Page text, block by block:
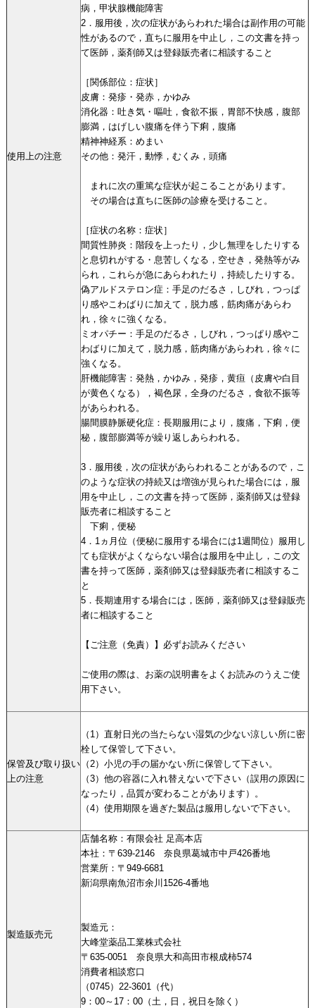
使用上の注意
病，甲状腺機能障害
2．服用後，次の症状があらわれた場合は副作用の可能
性があるので，直ちに服用を中止し，この文書を持っ
て医師，薬剤師又は登録販売者に相談すること
［関係部位：症状］
皮膚：発疹・発赤，かゆみ
消化器：吐き気・嘔吐，食欲不振，胃部不快感，腹部
膨満，はげしい腹痛を伴う下痢，腹痛
精神神経系：めまい
その他：発汗，動悸，むくみ，頭痛
まれに次の重篤な症状が起こることがあります。
その場合は直ちに医師の診療を受けること。
［症状の名称：症状］
間質性肺炎：階段を上ったり，少し無理をしたりする
と息切れがする・息苦しくなる，空せき，発熱等がみ
られ，これらが急にあらわれたり，持続したりする。
偽アルドステロン症：手足のだるさ，しびれ，つっぱ
り感やこわばりに加えて，脱力感，筋肉痛があらわ
れ，徐々に強くなる。
ミオパチー：手足のだるさ，しびれ，つっぱり感やこ
わばりに加えて，脱力感，筋肉痛があらわれ，徐々に
強くなる。
肝機能障害：発熱，かゆみ，発疹，黄疸（皮膚や白目
が黄色くなる），褐色尿，全身のだるさ，食欲不振等
があらわれる。
腸間膜静脈硬化症：長期服用により，腹痛，下痢，便
秘，腹部膨満等が繰り返しあらわれる。
3．服用後，次の症状があらわれることがあるので，こ
のような症状の持続又は増強が見られた場合には，服
用を中止し，この文書を持って医師，薬剤師又は登録
販売者に相談すること
下痢，便秘
4．1ヵ月位（便秘に服用する場合には1週間位）服用し
ても症状がよくならない場合は服用を中止し，この文
書を持って医師，薬剤師又は登録販売者に相談するこ
と
5．長期連用する場合には，医師，薬剤師又は登録販売
者に相談すること
【ご注意（免責）】必ずお読みください
ご使用の際は、お薬の説明書をよくお読みのうえご使
用下さい。
保管及び取り扱い
上の注意
（1）直射日光の当たらない湿気の少ない涼しい所に密
栓して保管して下さい。
（2）小児の手の届かない所に保管して下さい。
（3）他の容器に入れ替えないで下さい（誤用の原因に
なったり，品質が変わることがあります）。
（4）使用期限を過ぎた製品は服用しないで下さい。
製造販売元
店舗名称：有限会社 足高本店
本社：〒639-2146 奈良県葛城市中戸426番地
営業所：〒949-6681
新潟県南魚沼市余川1526-4番地
製造元：
大峰堂薬品工業株式会社
〒635-0051 奈良県大和高田市根成柿574
消費者相談窓口
（0745）22-3601（代）
9：00～17：00（土，日，祝日を除く）